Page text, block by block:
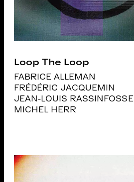
Loop The Loop
FABRICE ALLEMAN
FRÉDÉRIC JACQUEMIN
JEAN-LOUIS RASSINFOSSE
MICHEL HERR